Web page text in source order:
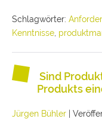
Schlagwörter:
Kenntnisse
Sind
Produkts
Jürgen Bühler